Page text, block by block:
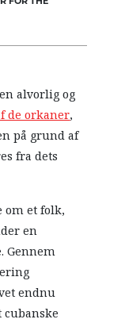
alvorlig og
de orkaner,
på grund af
fra dets
om et folk,
en
Gennem
endnu